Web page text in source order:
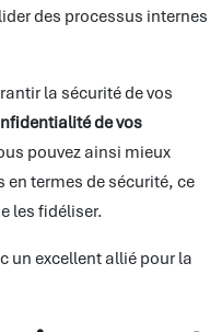
des processus internes
la sécurité de vos
de vos
pouvez ainsi mieux
en termes de sécurité, ce
les fidéliser.
un excellent allié pour la